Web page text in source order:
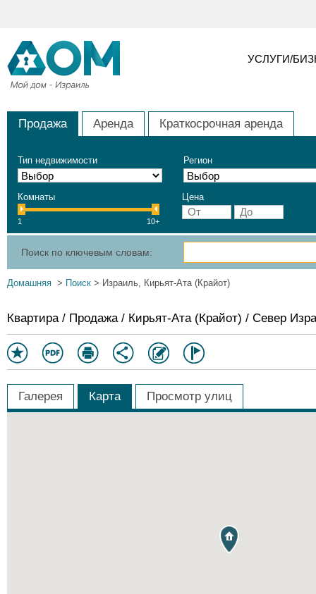
УСЛУГИ/
Продажа Аренда Краткосрочная аренда
Тип недвижимости Регион
Комнаты
1 10+
Цена
Поиск по ключевым словам:
Домашняя > Поиск > Израиль, Кирьят-Ата (Крайот)
Квартира / Продажа / Кирьят-Ата (Крайот) / Север
Галерея Карта Просмотр улиц